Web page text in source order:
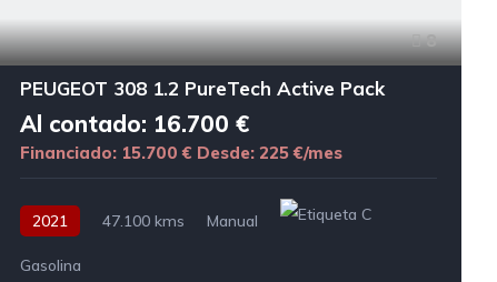
8
PEUGEOT 308 1.2 PureTech Active Pack
Al contado: 16.700 €
Financiado: 15.700 € Desde: 225 €/mes
2021 47.100 kms Manual
Gasolina